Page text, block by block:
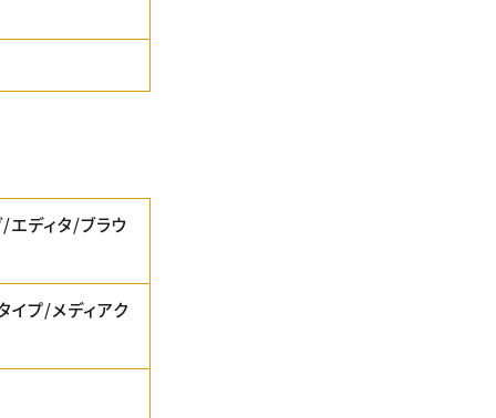
エディタ/ブラウ
イプ/メディアク